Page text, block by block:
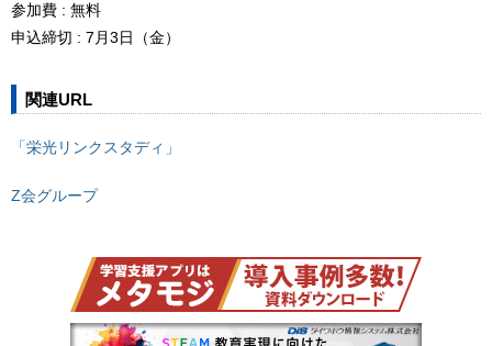
参加費 : 無料
申込締切 : 7月3日（金）
関連URL
「栄光リンクスタディ」
Z会グループ